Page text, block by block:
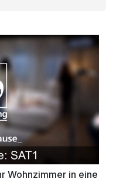
Wohnzimmer in eine